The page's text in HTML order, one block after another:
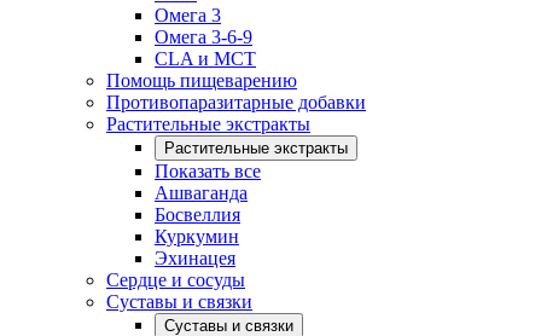
Омега 3
Омега 3-6-9
CLA и MCT
Помощь пищеварению
Противопаразитарные добавки
Растительные экстракты
Растительные экстракты
Показать все
Ашваганда
Босвеллия
Куркумин
Эхинацея
Сердце и сосуды
Суставы и связки
Суставы и связки